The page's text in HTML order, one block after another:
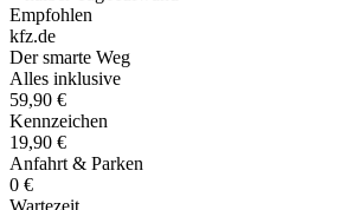
Empfohlen
kfz.de
Der smarte Weg
Alles inklusive
59,90 €
Kennzeichen
19,90 €
Anfahrt & Parken
0 €
Wartezeit